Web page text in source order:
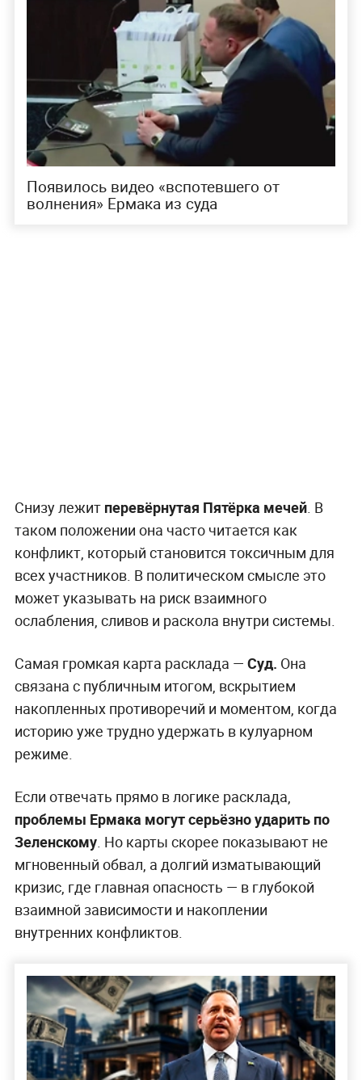
Появилось видео «вспотевшего от
волнения» Ермака из суда
Снизу лежит перевёрнутая Пятёрка мечей. В
таком положении она часто читается как
конфликт, который становится токсичным для
всех участников. В политическом смысле это
может указывать на риск взаимного
ослабления, сливов и раскола внутри системы.
Самая громкая карта расклада — Суд. Она
связана с публичным итогом, вскрытием
накопленных противоречий и моментом, когда
историю уже трудно удержать в кулуарном
режиме.
Если отвечать прямо в логике расклада,
проблемы Ермака могут серьёзно ударить по
Зеленскому. Но карты скорее показывают не
мгновенный обвал, а долгий изматывающий
кризис, где главная опасность — в глубокой
взаимной зависимости и накоплении
внутренних конфликтов.